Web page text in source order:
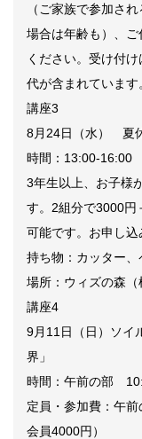
（ご家族で参加さ
場合は年齢も）、
ください。受け付
代が含まれています
講座3
8月24日（水） 夏
時間：13:00-
3年生以上、お子様
す。2組分で3000円
可能です。お申し込
持ち物：カッター
場所：ウィズの森（
講座4
9月11日（日）ソイ
界」
時間：午前の部
定員・参加費：午
会員4000円）